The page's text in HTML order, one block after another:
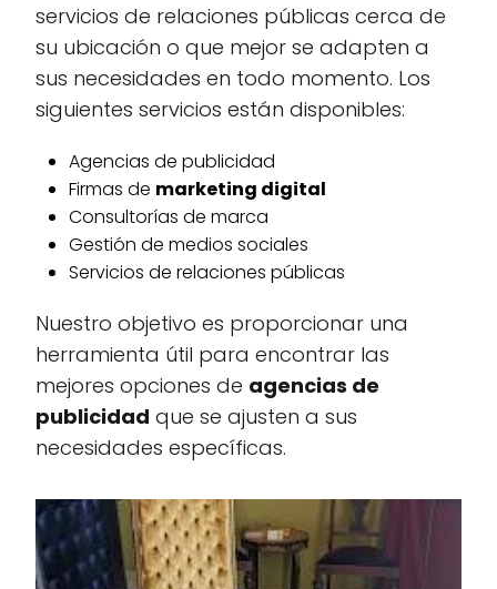
servicios de relaciones públicas cerca de
su ubicación o que mejor se adapten a
sus necesidades en todo momento. Los
siguientes servicios están disponibles:
Agencias de publicidad
Firmas de marketing digital
Consultorías de marca
Gestión de medios sociales
Servicios de relaciones públicas
Nuestro objetivo es proporcionar una
herramienta útil para encontrar las
mejores opciones de agencias de
publicidad que se ajusten a sus
necesidades específicas.